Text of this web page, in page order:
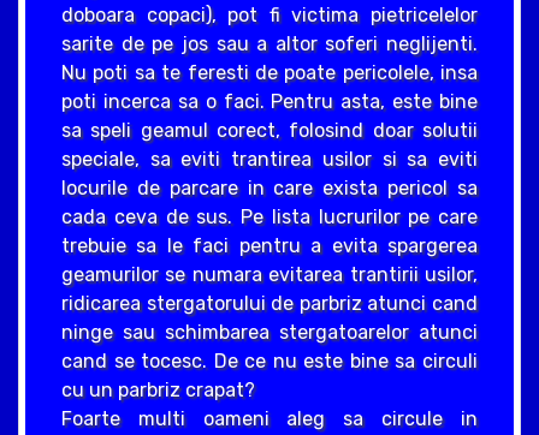
doboara copaci), pot fi victima pietricelelor
sarite de pe jos sau a altor soferi neglijenti.
Nu poti sa te feresti de poate pericolele, insa
poti incerca sa o faci. Pentru asta, este bine
sa speli geamul corect, folosind doar solutii
speciale, sa eviti trantirea usilor si sa eviti
locurile de parcare in care exista pericol sa
cada ceva de sus. Pe lista lucrurilor pe care
trebuie sa le faci pentru a evita spargerea
geamurilor se numara evitarea trantirii usilor,
ridicarea stergatorului de parbriz atunci cand
ninge sau schimbarea stergatoarelor atunci
cand se tocesc. De ce nu este bine sa circuli
cu un parbriz crapat?
Foarte multi oameni aleg sa circule in